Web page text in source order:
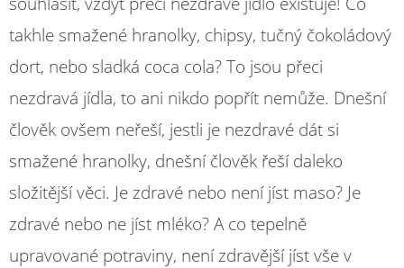
takhle smažené hranolky, chipsy, tučný čokoládový
dort, nebo sladká coca cola? To jsou přeci
nezdravá jídla, to ani nikdo popřít nemůže. Dnešní
člověk ovšem neřeší, jestli je nezdravé dát si
smažené hranolky, dnešní člověk řeší daleko
složitější věci. Je zdravé nebo není jíst maso? Je
zdravé nebo ne jíst mléko? A co tepelně
upravované potraviny, není zdravější jíst vše v